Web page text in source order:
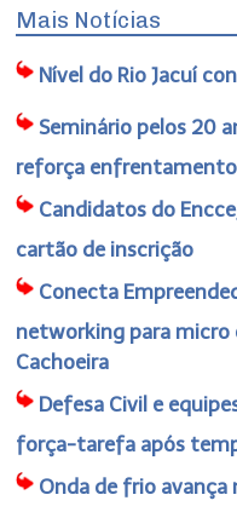
Mais Notícias
Nível do Rio Jacuí
Seminário pelos 20
reforça
Candidatos do
cartão de inscrição
Conecta
networking para micro
Cachoeira
Defesa Civil e
força-tarefa após
Onda de frio avança